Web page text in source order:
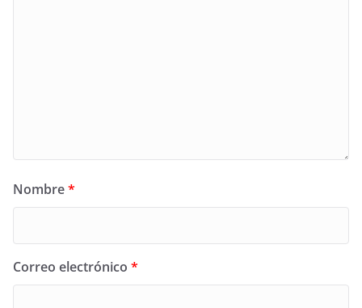
Nombre*
Correo electrónico *